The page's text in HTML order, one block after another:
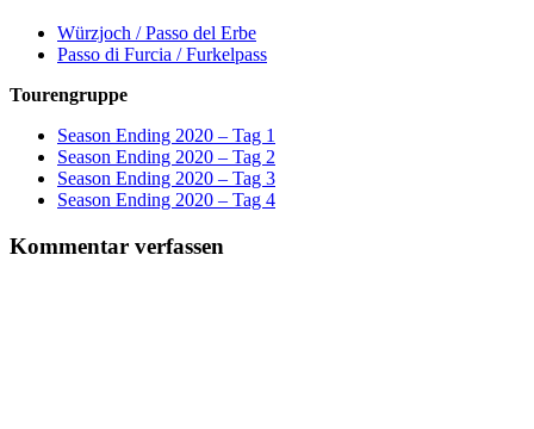
Würzjoch / Passo del Erbe
Passo di Furcia / Furkelpass
Tourengruppe
Season Ending 2020 – Tag 1
Season Ending 2020 – Tag 2
Season Ending 2020 – Tag 3
Season Ending 2020 – Tag 4
Kommentar verfassen